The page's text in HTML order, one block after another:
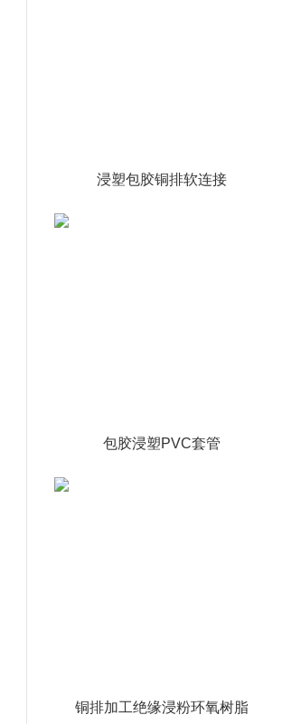
浸塑包胶铜排软连接
包胶浸塑PVC套管
铜排加工绝缘浸粉环氧树脂